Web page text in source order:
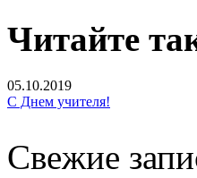
Читайте
05.10.2019
C Днем учителя!
Свежие